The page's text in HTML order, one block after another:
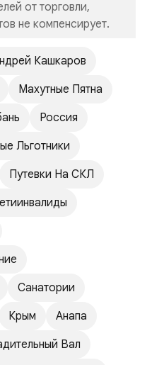
от торговли,
не компенсирует.
Кашкаров
Махутные Пятна
Россия
Льготники
Путевки На СКЛ
Санатории
Крым
Анапа
Вал